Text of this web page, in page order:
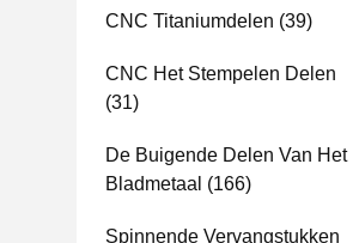
CNC Titaniumdelen (39)
CNC Het Stempelen Delen
(31)
De Buigende Delen Van Het
Bladmetaal (166)
Spinnende Vervangstukken